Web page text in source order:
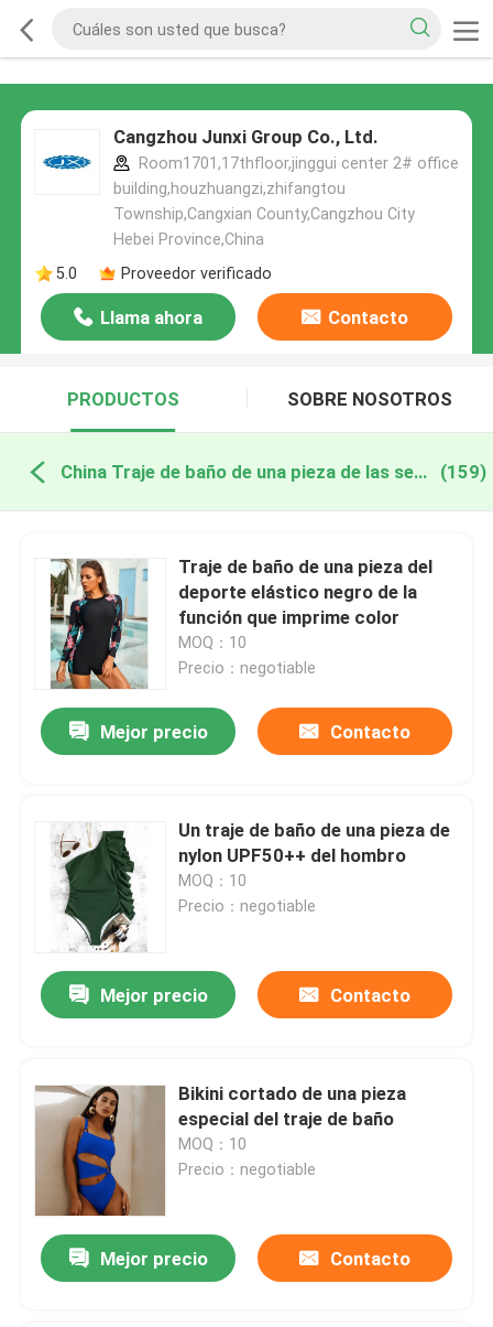
Cangzhou Junxi Group Co., Ltd.
Room1701,17thfloor,jinggui center 2# office
building,houzhuangzi,zhifangtou
Township,Cangxian County,Cangzhou City
Hebei Province,China
5.0
Proveedor verificado
Llama ahora Contacto
PRODUCTOS SOBRE NOSOTROS
China Traje de baño de una pieza de las señoras (159)
Traje de baño de una pieza del
deporte elástico negro de la
función que imprime color
MOQ：10
Precio：negotiable
Mejor precio Contacto
Un traje de baño de una pieza de
nylon UPF50++ del hombro
MOQ：10
Precio：negotiable
Mejor precio Contacto
Bikini cortado de una pieza
especial del traje de baño
MOQ：10
Precio：negotiable
Mejor precio Contacto